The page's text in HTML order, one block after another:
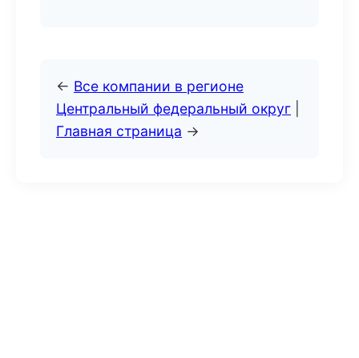
← Все компании в регионе
Центральный федеральный округ
Главная страница →